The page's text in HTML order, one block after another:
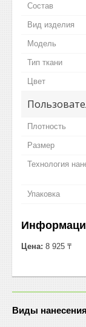
Состав
Вид изделия
Мoдель
Тип ткани
Цвет
Плотность
Размер
Технология
Упаковка
Цена: 8 925 ₸
Виды нанесения